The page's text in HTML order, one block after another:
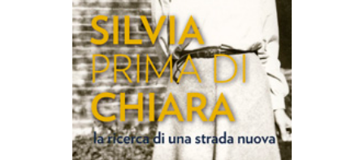
AGGIUNGI AL CARRELLO